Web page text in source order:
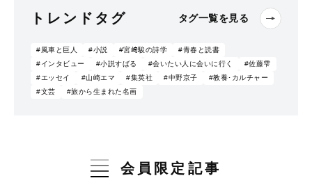
トレンドタグ タグ一覧を見る
#風車と巨人 #小説 #宮﨑駿の詩学
#青春と読書
#インタビュー
#小説すばる #会いたい人に会いに行く
#佐藤雫
#エッセイ
#山崎エマ #集英社 #中野京子
#教養･カルチャー
#文芸
#旅から生まれた名画
会員限定記事